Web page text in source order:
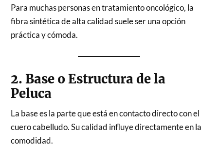
Para muchas personas en tratamiento oncológico, la
fibra sintética de alta calidad suele ser una opción
práctica y cómoda.
2. Base o Estructura de la
Peluca
La base es la parte que está en contacto directo con el
cuero cabelludo. Su calidad influye directamente en la
comodidad.